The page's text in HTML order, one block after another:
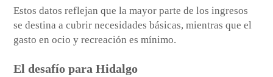
Estos datos reflejan que la mayor parte de los ingresos
se destina a cubrir necesidades básicas, mientras que el
gasto en ocio y recreación es mínimo.
El desafío para Hidalgo